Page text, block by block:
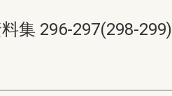
集 296-297(298-299)